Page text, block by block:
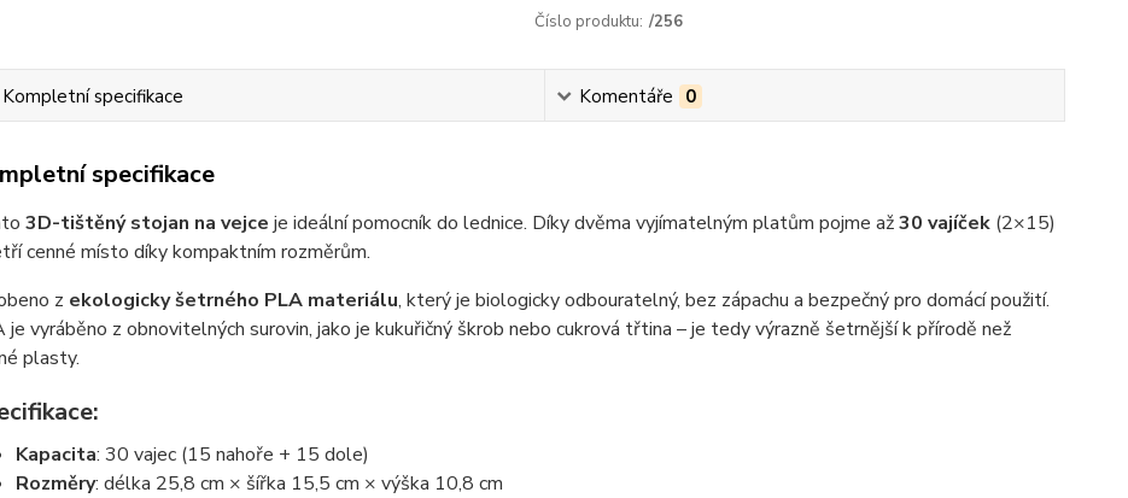
Číslo produktu: /256
Kompletní specifikace Komentáře 0
specifikace
3D-tištěný stojan na vejce je ideální pomocník do lednice. Díky dvěma vyjímatelným platům pojme až30 vajíček(2×15)
cenné místo díky kompaktním rozměrům.
z ekologicky šetrného PLA materiálu, který je biologicky odbouratelný, bez zápachu a bezpečný pro domácí použití.
je vyráběno z obnovitelných surovin, jako je kukuřičný škrob nebo cukrová třtina – je tedy výrazně šetrnější k přírodě než
plasty.
Kapacita: 30 vajec (15 nahoře + 15 dole)
Rozměry: délka 25,8 cm × šířka 15,5 cm × výška 10,8 cm